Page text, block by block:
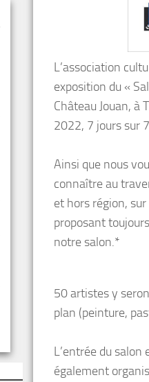
L’association
exposition du «
Château Jouan, à
2022, 7 jours sur
Ainsi que nous
connaître au
et hors région,
proposant
notre salon.*
50 artistes y
plan (peinture,
L’entrée du
également